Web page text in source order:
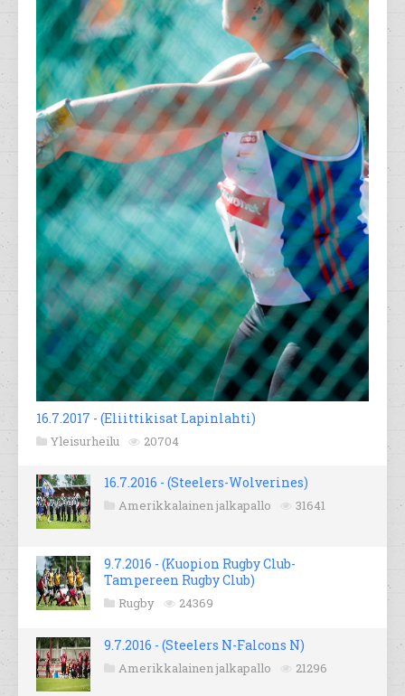
16.7.2017 - (Eliittikisat Lapinlahti)
Yleisurheilu 20704
16.7.2016 - (Steelers-Wolverines)
Amerikkalainen jalkapallo 31641
9.7.2016 - (Kuopion Rugby Club-
Tampereen Rugby Club)
Rugby 24369
9.7.2016 - (Steelers N-Falcons N)
Amerikkalainen jalkapallo 21296